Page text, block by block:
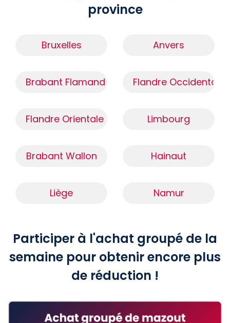
province
Bruxelles Anvers
Brabant Flamand Flandre Occidentale
Flandre Orientale Limbourg
Brabant Wallon Hainaut
Liège Namur
Participer à l'achat groupé de la
semaine pour obtenir encore plus
de réduction !